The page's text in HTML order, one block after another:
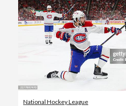
National Hockey League